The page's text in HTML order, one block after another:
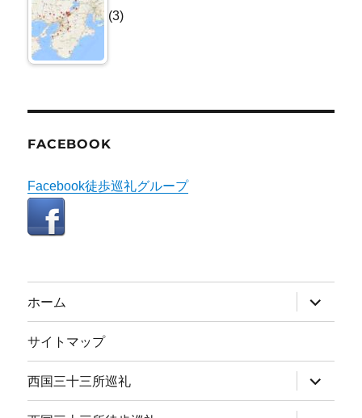
(3)
FACEBOOK
Facebook徒歩巡礼グループ
ホーム
ブ
メ
ー
を
展
開
サイトマップ
西国三十三所巡礼
ブ
メ